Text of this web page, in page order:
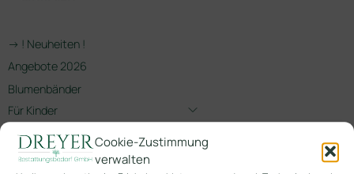
Cookie-Zustimmung
verwalten
-> ! Neuheiten !
Angebote 2026
Blumenbänder
Für Kinder
Gedenkschmuck Tiere